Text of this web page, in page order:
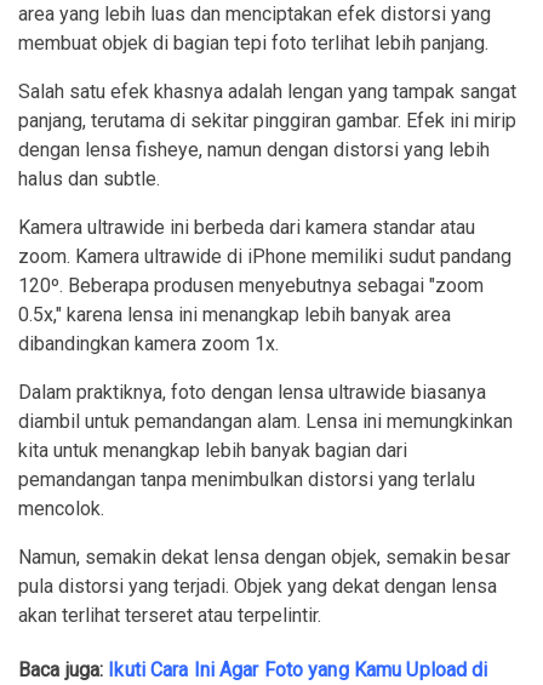
area yang lebih luas dan menciptakan efek distorsi yang
membuat objek di bagian tepi foto terlihat lebih panjang.
Salah satu efek khasnya adalah lengan yang tampak sangat
panjang, terutama di sekitar pinggiran gambar. Efek ini mirip
dengan lensa fisheye, namun dengan distorsi yang lebih
halus dan subtle.
Kamera ultrawide ini berbeda dari kamera standar atau
zoom. Kamera ultrawide di iPhone memiliki sudut pandang
120º. Beberapa produsen menyebutnya sebagai "zoom
0.5x," karena lensa ini menangkap lebih banyak area
dibandingkan kamera zoom 1x.
Dalam praktiknya, foto dengan lensa ultrawide biasanya
diambil untuk pemandangan alam. Lensa ini memungkinkan
kita untuk menangkap lebih banyak bagian dari
pemandangan tanpa menimbulkan distorsi yang terlalu
mencolok.
Namun, semakin dekat lensa dengan objek, semakin besar
pula distorsi yang terjadi. Objek yang dekat dengan lensa
akan terlihat terseret atau terpelintir.
Baca juga: Ikuti Cara Ini Agar Foto yang Kamu Upload di